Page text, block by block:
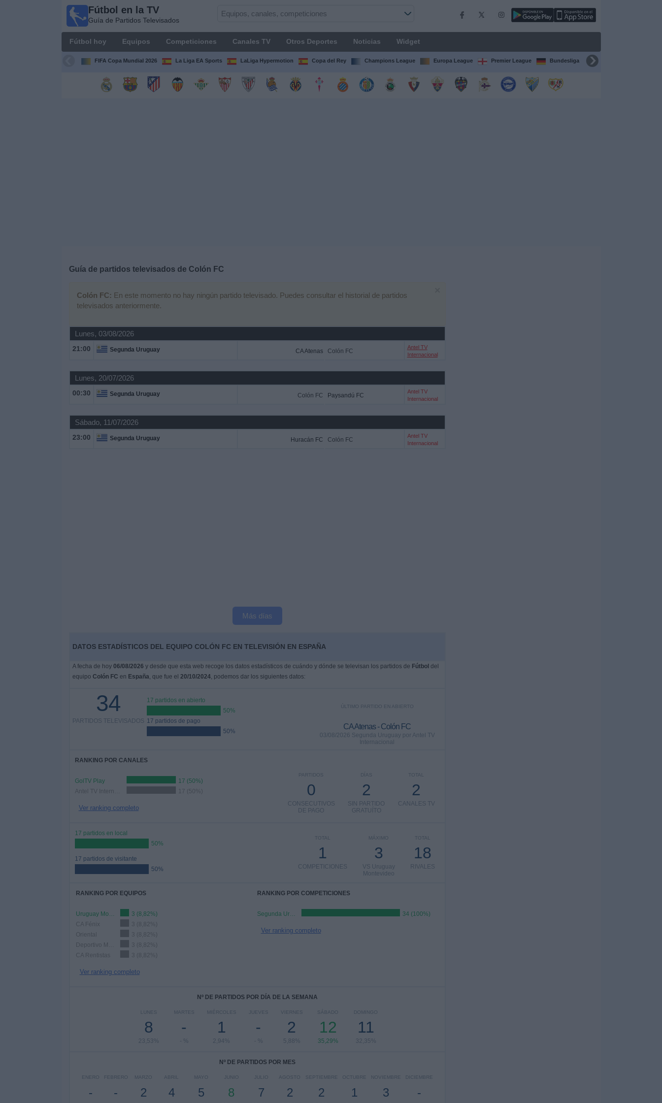
Fútbol en la TV
Guía de Partidos Televisados
Fútbol hoy Equipos Competiciones Canales TV Otros Deportes Noticias Widget
FIFA Copa Mundial 2026 La Liga EA Sports LaLiga Hypermotion Copa del Rey Champions League Europa League Premier League Bundesliga Supercopa de España
Guía de partidos televisados de Colón FC
Colón FC: En este momento no hay ningún partido televisado. Puedes consultar el historial de partidos
televisados anteriormente.
Lunes, 03/08/2026
21:00 Segunda Uruguay CA Atenas Colón FC
Antel TV
Internacional
Lunes, 20/07/2026
00:30 Segunda Uruguay Colón FC Paysandú FC
Antel TV
Internacional
Sábado, 11/07/2026
23:00 Segunda Uruguay Huracán FC Colón FC
Antel TV
Internacional
Más días
DATOS ESTADÍSTICOS DEL EQUIPO COLÓN FC EN TELEVISIÓN EN ESPAÑA
A fecha de hoy 06/08/2026 y desde que esta web recoge los datos estadísticos de cuándo y dónde se televisan los partidos de Fútbol del
equipo Colón FC en España, que fue el 20/10/2024, podemos dar los siguientes datos:
34
PARTIDOS TELEVISADOS
17 partidos en abierto
50%
17 partidos de pago
50%
ÚLTIMO PARTIDO EN ABIERTO
CA Atenas - Colón FC
03/08/2026 Segunda Uruguay por Antel TV
Internacional
RANKING POR CANALES
GolTV Play
17 (50%)
17 (50%)
Ver ranking completo
TOTAL
2
CANALES TV
DÍAS
2
SIN PARTIDO
GRATUÍTO
PARTIDOS
0
CONSECUTIVOS
DE PAGO
17 partidos en local
50%
17 partidos de visitante
50%
TOTAL
18
RIVALES
MÁXIMO
3
VS Uruguay
Montevideo
TOTAL
1
COMPETICIONES
RANKING POR EQUIPOS
Uruguay Montevideo
3 (8,82%)
CA Fénix
3 (8,82%)
Oriental
3 (8,82%)
3 (8,82%)
CA Rentistas
3 (8,82%)
Ver ranking completo
RANKING POR COMPETICIONES
Segunda Uruguay 34 (100%)
Ver ranking completo
Nº DE PARTIDOS POR DÍA DE LA SEMANA
LUNES
8
23,53%
MARTES
-
- %
MIÉRCOLES
1
2,94%
JUEVES
-
- %
VIERNES
2
5,88%
SÁBADO
12
35,29%
DOMINGO
11
32,35%
Nº DE PARTIDOS POR MES
ENERO
-
FEBRERO
-
MARZO
2
ABRIL
4
MAYO
5
JUNIO
8
JULIO
7
AGOSTO
2
SEPTIEMBRE
2
OCTUBRE
1
NOVIEMBRE
3
DICIEMBRE
-